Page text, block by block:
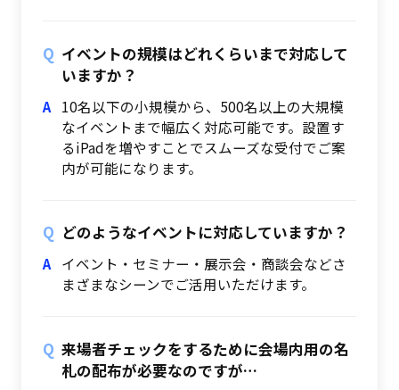
イベントの規模はどれくらいまで対応して
いますか？
10名以下の小規模から、500名以上の大規模
なイベントまで幅広く対応可能です。設置す
るiPadを増やすことでスムーズな受付でご案
内が可能になります。
どのようなイベントに対応していますか？
イベント・セミナー・展示会・商談会などさ
まざまなシーンでご活用いただけます。
来場者チェックをするために会場内用の名
札の配布が必要なのですが…